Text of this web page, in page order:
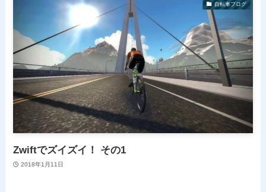
自転車ブログ
Zwiftでズイズイ！ その1
2018年1月11日